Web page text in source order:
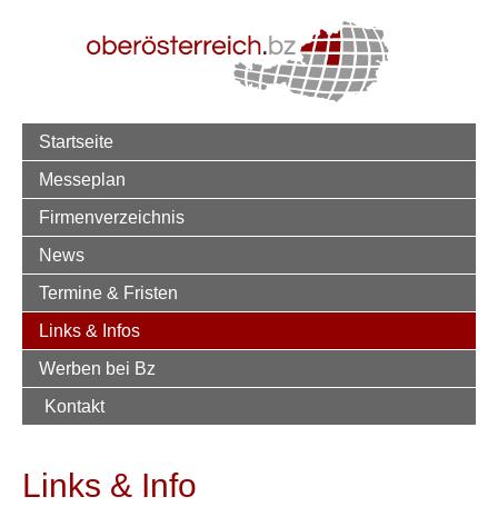
Startseite
Messeplan
Firmenverzeichnis
News
Termine & Fristen
Links & Infos
Werben bei Bz
Kontakt
Links & Info